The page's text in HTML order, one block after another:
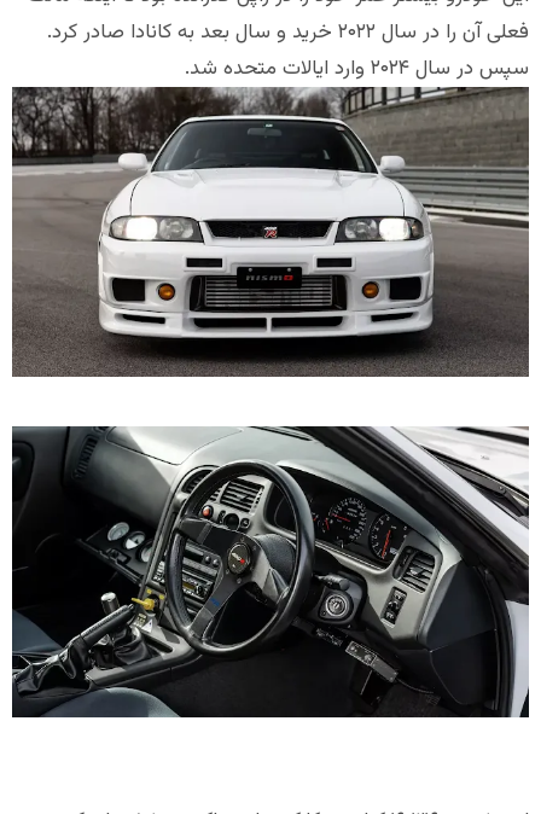
فعلی آن را در سال ۲۰۲۲ خرید و سال بعد به کانادا صادر کرد.
سپس در سال ۲۰۲۴ وارد ایالات متحده شد.